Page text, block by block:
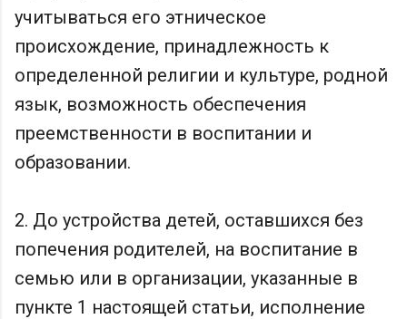
учитываться его этническое
происхождение, принадлежность к
определенной религии и культуре, родной
язык, возможность обеспечения
преемственности в воспитании и
образовании.
2. До устройства детей, оставшихся без
попечения родителей, на воспитание в
семью или в организации, указанные в
пункте 1 настоящей статьи, исполнение